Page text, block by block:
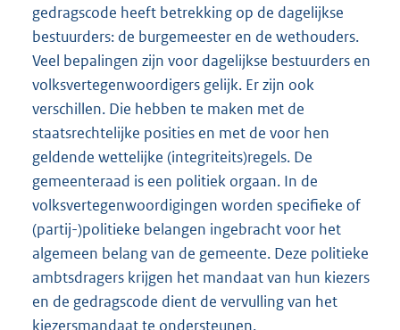
gedragscode heeft betrekking op de dagelijkse
bestuurders: de burgemeester en de wethouders.
Veel bepalingen zijn voor dagelijkse bestuurders en
volksvertegenwoordigers gelijk. Er zijn ook
verschillen. Die hebben te maken met de
staatsrechtelijke posities en met de voor hen
geldende wettelijke (integriteits)regels. De
gemeenteraad is een politiek orgaan. In de
volksvertegenwoordigingen worden specifieke of
(partij-)politieke belangen ingebracht voor het
algemeen belang van de gemeente. Deze politieke
ambtsdragers krijgen het mandaat van hun kiezers
en de gedragscode dient de vervulling van het
kiezersmandaat te ondersteunen.